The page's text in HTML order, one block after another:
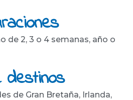
de 2, 3 o 4 semanas, año o
destinos
de Gran Bretaña, Irlanda,